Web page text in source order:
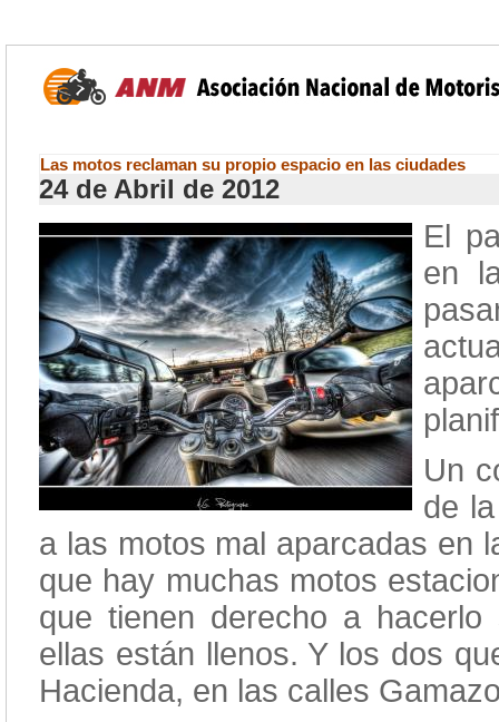
Las motos reclaman su propio espacio en las ciudades
24 de Abril de 2012
El
en
Un
de
a las motos mal aparcadas en
que hay muchas motos
que tienen derecho a
ellas están llenos. Y los dos
Hacienda, en las calles